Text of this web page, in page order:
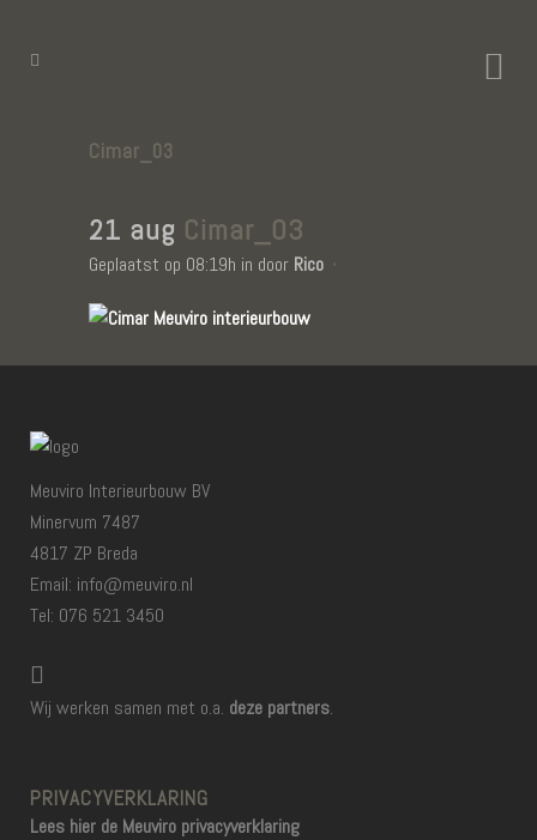
Cimar_03
21 aug Cimar_03
Geplaatst op 08:19h in door Rico
Meuviro Interieurbouw BV
Minervum 7487
4817 ZP Breda
Email: info@meuviro.nl
Tel: 076 521 3450
Wij werken samen met o.a. deze partners.
PRIVACYVERKLARING
Lees hier de Meuviro privacyverklaring